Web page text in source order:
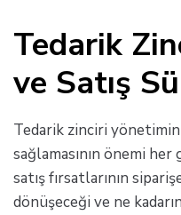
Tedarik
ve Satış
Tedarik zinciri
sağlamasının önemi
satış fırsatlarının
dönüşeceği ve ne